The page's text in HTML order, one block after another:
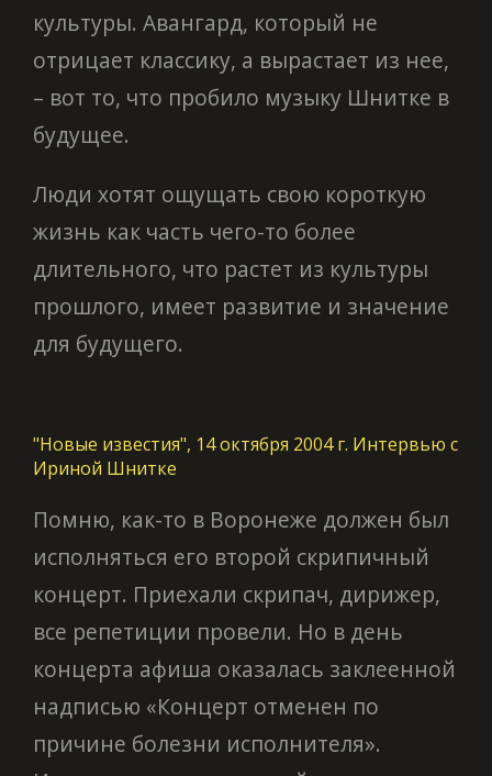
культуры. Авангард, который не
отрицает классику, а вырастает из нее,
– вот то, что пробило музыку Шнитке в
будущее.
Люди хотят ощущать свою короткую
жизнь как часть чего-то более
длительного, что растет из культуры
прошлого, имеет развитие и значение
для будущего.
"Новые известия", 14 октября 2004 г. Интервью с
Ириной Шнитке
Помню, как-то в Воронеже должен был
исполняться его второй скрипичный
концерт. Приехали скрипач, дирижер,
все репетиции провели. Но в день
концерта афиша оказалась заклеенной
надписью «Концерт отменен по
причине болезни исполнителя».